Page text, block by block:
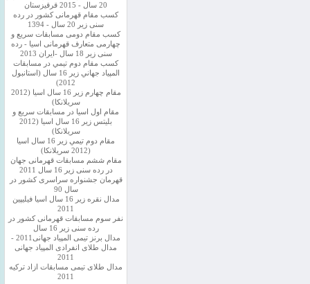
20 سال - 2015 قرقیزستان
کسب مقام قهرمانی کشور در رده
سنی زیر 20 سال - 1394
کسب مقام دومی مسابقات سریع و
چهارمی متعارف قهرمانی اسیا - رده
سنی زیر 18 سال -ایران 2013
كسب مقام دوم تيمي در مسابقات
المپياد جهاني زير 16 سال (استانبول
2012)
مقام چهارم زير 16 سال اسيا (2012
سريلانكا)
مقام اول اسيا در مسابقات سريع و
بليتس زير 16 سال اسيا (2012
سريلانكا)
مقام دوم تيمي زير 16 سال اسيا
(2012 سريلانكا)
مقام ششم مسابقات قهرمانی جهان
در رده سنی زیر 16 سال 2011
قهرمان جشنواره سراسری کشور در
سال 90
مدال نقره زیر 16 سال اسیا فیلیپین
2011
نفر سوم مسابقات قهرمانی کشور در
رده سنی زیر 16 سال
مدال برنز تیمی المپیاد جهانی2011 -
مدال طلای انفرادی المپیاد جهانی
2011
مدال طلای تیمی مسابقات ازاد ترکیه
2011